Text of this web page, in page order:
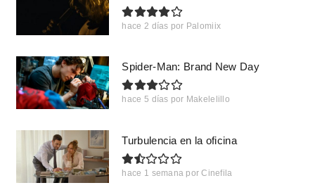
hace 2 días por Palomiix
Spider-Man: Brand New Day
hace 5 días por Makelelillo
Turbulencia en la oficina
hace 1 semana por Cinefila